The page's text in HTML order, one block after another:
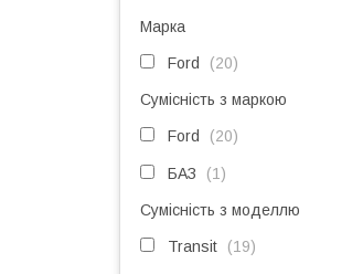
Марка
Ford 20
Сумісність з маркою
Ford 20
БАЗ 1
Сумісність з моделлю
Transit 19